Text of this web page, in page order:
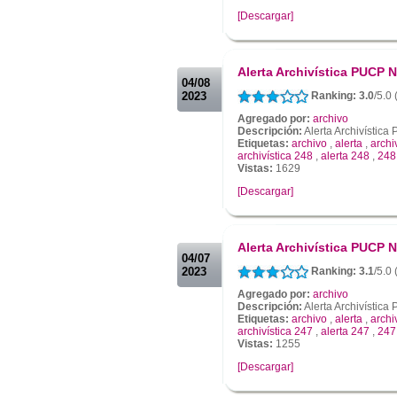
[Descargar]
04/08
2023
Alerta Archivística PUCP
Ranking: 3.0/5.0
Agregado por: archivo
Descripción: Alerta Archivística
Etiquetas: archivo , alerta ,
archivística 248 , alerta 248 , 248
Vistas: 1629
[Descargar]
04/07
2023
Alerta Archivística PUCP
Ranking: 3.1/5.0
Agregado por: archivo
Descripción: Alerta Archivística
Etiquetas: archivo , alerta ,
archivística 247 , alerta 247 , 247
Vistas: 1255
[Descargar]